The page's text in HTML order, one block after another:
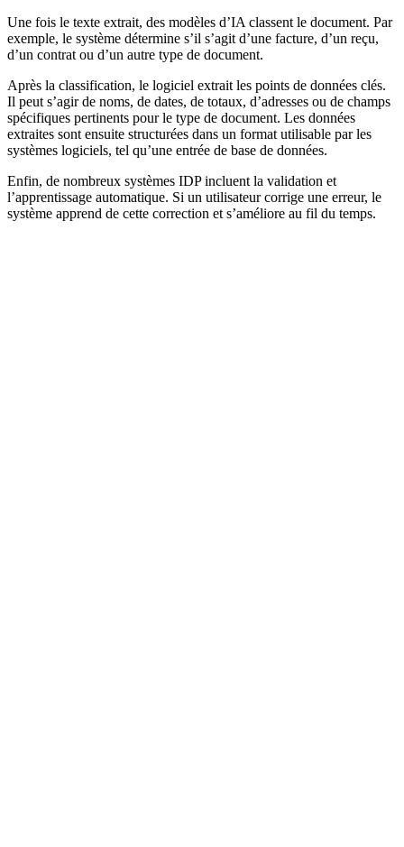
Une fois le texte extrait, des modèles d’IA classent le document. Par
exemple, le système détermine s’il s’agit d’une facture, d’un reçu,
d’un contrat ou d’un autre type de document.
Après la classification, le logiciel extrait les points de données clés.
Il peut s’agir de noms, de dates, de totaux, d’adresses ou de champs
spécifiques pertinents pour le type de document. Les données
extraites sont ensuite structurées dans un format utilisable par les
systèmes logiciels, tel qu’une entrée de base de données.
Enfin, de nombreux systèmes IDP incluent la validation et
l’apprentissage automatique. Si un utilisateur corrige une erreur, le
système apprend de cette correction et s’améliore au fil du temps.